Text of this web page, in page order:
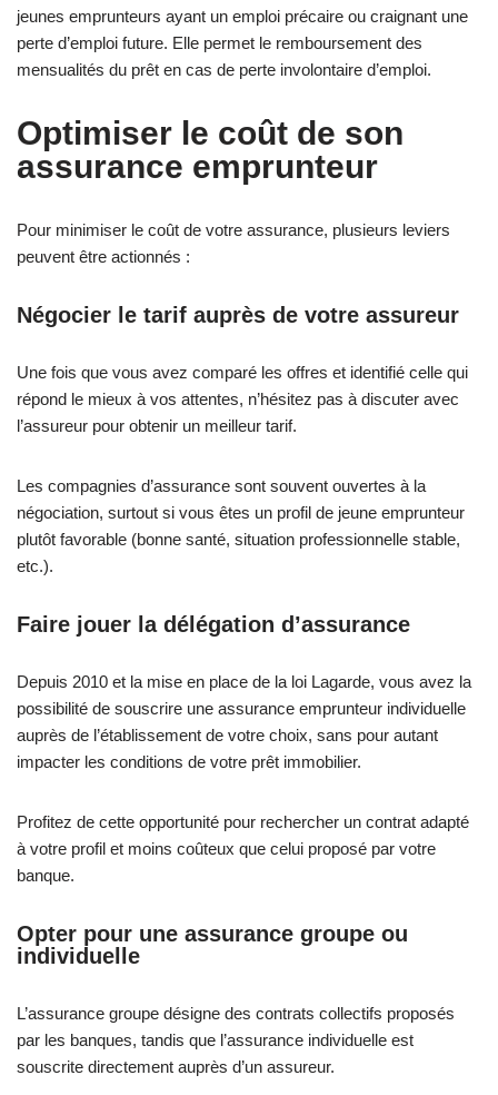
jeunes emprunteurs ayant un emploi précaire ou craignant une
perte d’emploi future. Elle permet le remboursement des
mensualités du prêt en cas de perte involontaire d’emploi.
Optimiser le coût de son
assurance emprunteur
Pour minimiser le coût de votre assurance, plusieurs leviers
peuvent être actionnés :
Négocier le tarif auprès de votre assureur
Une fois que vous avez comparé les offres et identifié celle qui
répond le mieux à vos attentes, n’hésitez pas à discuter avec
l’assureur pour obtenir un meilleur tarif.
Les compagnies d’assurance sont souvent ouvertes à la
négociation, surtout si vous êtes un profil de jeune emprunteur
plutôt favorable (bonne santé, situation professionnelle stable,
etc.).
Faire jouer la délégation d’assurance
Depuis 2010 et la mise en place de la loi Lagarde, vous avez la
possibilité de souscrire une assurance emprunteur individuelle
auprès de l’établissement de votre choix, sans pour autant
impacter les conditions de votre prêt immobilier.
Profitez de cette opportunité pour rechercher un contrat adapté
à votre profil et moins coûteux que celui proposé par votre
banque.
Opter pour une assurance groupe ou
individuelle
L’assurance groupe désigne des contrats collectifs proposés
par les banques, tandis que l’assurance individuelle est
souscrite directement auprès d’un assureur.